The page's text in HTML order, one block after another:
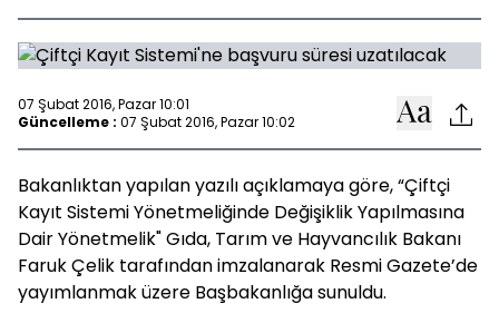
07 Şubat 2016, Pazar 10:01
Güncelleme : 07 Şubat 2016, Pazar 10:02
Bakanlıktan yapılan yazılı açıklamaya göre, “Çiftçi
Kayıt Sistemi Yönetmeliğinde Değişiklik Yapılmasına
Dair Yönetmelik" Gıda, Tarım ve Hayvancılık Bakanı
Faruk Çelik tarafından imzalanarak Resmi Gazete’de
yayımlanmak üzere Başbakanlığa sunuldu.